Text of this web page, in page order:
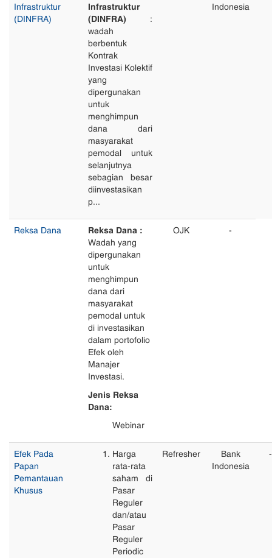
Infrastruktur
(DINFRA)
Infrastruktur
(DINFRA) :
wadah
berbentuk
Kontrak
Investasi Kolektif
yang
dipergunakan
untuk
menghimpun
dana dari
masyarakat
pemodal untuk
selanjutnya
sebagian besar
diinvestasikan
p...
Indonesia
Reksa Dana
Reksa Dana :
Wadah yang
dipergunakan
untuk
menghimpun
dana dari
masyarakat
pemodal untuk
di investasikan
dalam portofolio
Efek oleh
Manajer
Investasi.
Jenis Reksa
Dana:
Webinar
OJK -
Efek Pada
Papan
Pemantauan
Khusus
Harga
rata-rata
saham di
Pasar
Reguler
dan/atau
Pasar
Reguler
Periodic
Refresher
Bank
Indonesia
-